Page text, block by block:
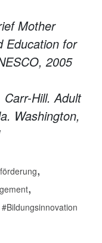
Mother
Education for
2005
Hill. Adult
Washington,
,
,
Bildungsinnovation